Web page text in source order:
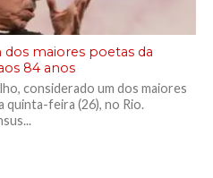
maiores poetas da
84 anos
considerado um dos maiores
quinta-feira (26), no Rio.